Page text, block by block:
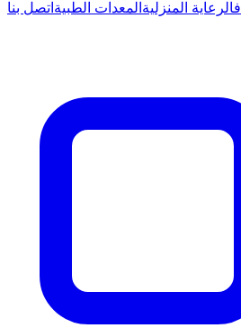
المعدات الطبيةاتصل بنا